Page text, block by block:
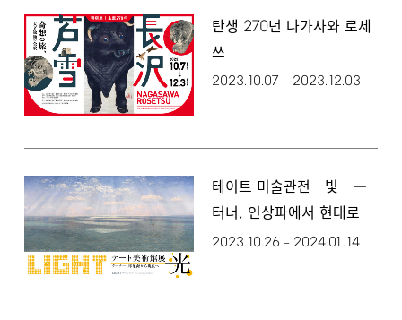
탄생 270년 나가사와 로세
쓰
2023.10.07 – 2023.12.03
테이트 미술관전 빛 ―
터너 , 인상파에서 현대로
2023.10.26– 2024.01.14